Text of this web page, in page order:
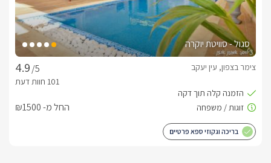
לבחירתכם, ג'קוזי ספא זרמים ענק ומקורה, פינות ישיבה וקונכיות,
פונג.
דגשים על מקום האירוח
להשלמת חווית האירוח המושלמת כמו שסוויטת W שמה לנגד עיניה
בכל שעה. בנוסף ניתן להתפנק בעיסוי מקצועי בהזמנה מראש.
סגול - סוויטת יוקרה
/5
צימר בצפון, עין יעקב
החל מ- ₪1500
בריכה וגקוזי ספא פרטיים